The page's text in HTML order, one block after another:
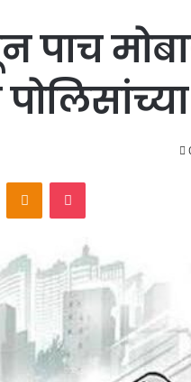
पाच
Odnoklassniki
Pocket